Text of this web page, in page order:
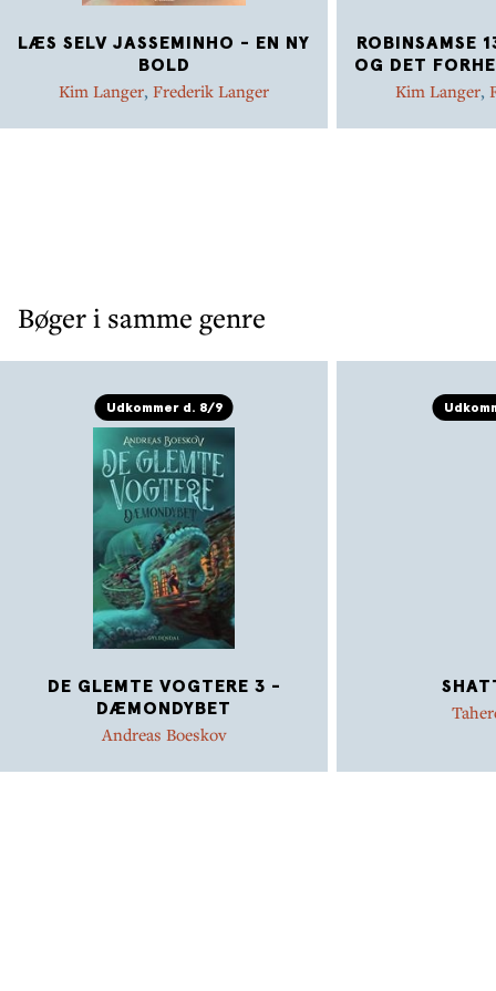
LÆS SELV JASSEMINHO - EN NY
BOLD
Kim Langer, Frederik Langer
ROBINSAMSE
OG DET
Kim Langer,
Bøger i samme genre
Udkommer d. 8/9
DE GLEMTE VOGTERE 3 -
DÆMONDYBET
Andreas Boeskov